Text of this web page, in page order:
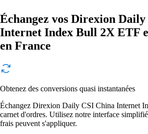
Échangez vos Direxion
Internet Index Bull 2X ETF
en France
Obtenez des conversions quasi instantanées
Échangez Direxion Daily CSI China Internet
carnet d'ordres. Utilisez notre interface
frais peuvent s'appliquer.